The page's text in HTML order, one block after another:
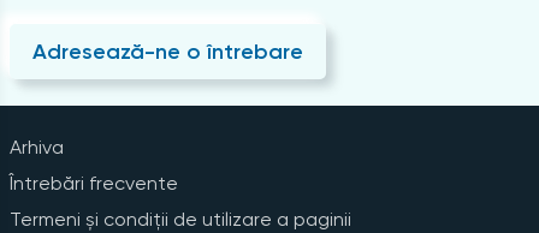
Adresează-ne o întrebare
Arhiva
Întrebări frecvente
Termeni și condiții de utilizare a paginii